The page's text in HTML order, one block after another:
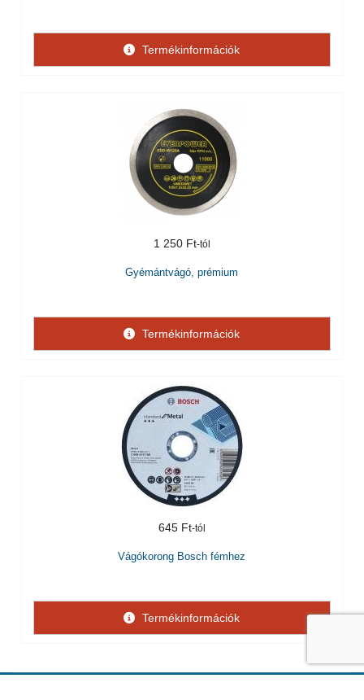
Termékinformációk
1 250 Ft
Gyémántvágó, prémium
Termékinformációk
645 Ft
Vágókorong Bosch fémhez
Termékinformációk